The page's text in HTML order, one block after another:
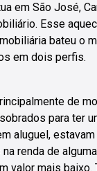
em São José,
Esse
bateu o
em dois perfis.
de
para ter
aluguel,
renda de
valor mais